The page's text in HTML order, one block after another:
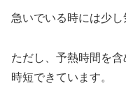
急いでいる時には少し
ただし、予熱時間を
時短できています。